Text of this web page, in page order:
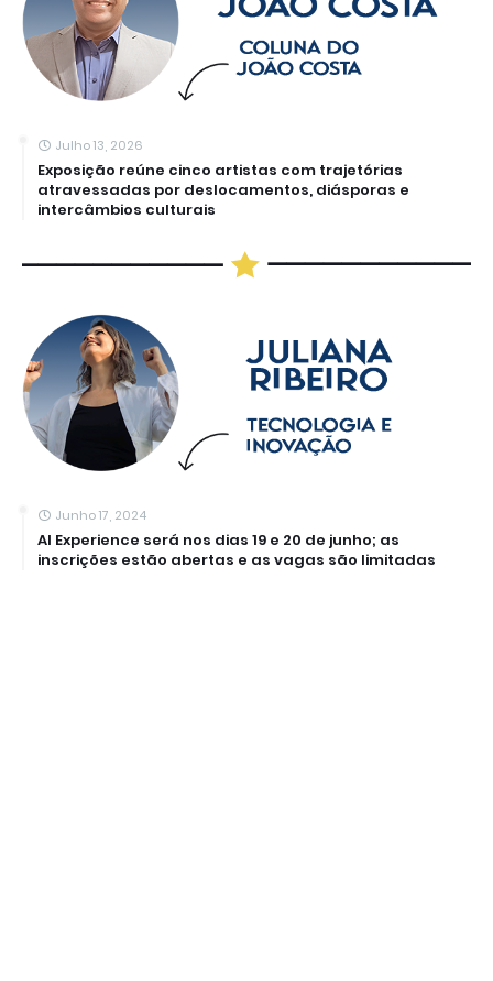
Julho 13, 2026
Exposição reúne cinco artistas com trajetórias
atravessadas por deslocamentos, diásporas e
intercâmbios culturais
Junho 17, 2024
AI Experience será nos dias 19 e 20 de junho; as
inscrições estão abertas e as vagas são limitadas